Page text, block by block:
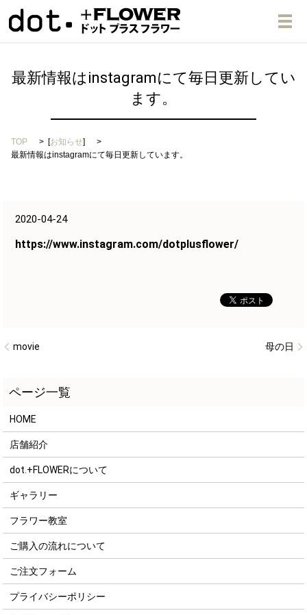
メ
最新情報はinstagramにて毎日更新してい
ます。
TOP [お知らせ]
最新情報はinstagramにて毎日更新しています。
2020-04-24
https://www.instagram.com/dotplusflower/
movie 母の日
HOME
店舗紹介
dot.+FLOWERについて
ギャラリー
フラワー教室
ご購入の流れについて
ご注文フォーム
プライバシーポリシー